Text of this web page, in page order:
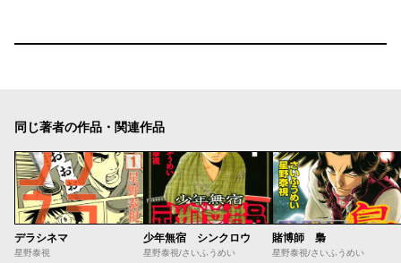
同じ著者の作品・関連作品
デラシネマ
星野泰視
少年無宿 シンクロウ
星野泰視/さいふうめい
賭博師 梟
星野泰視/さいふうめい